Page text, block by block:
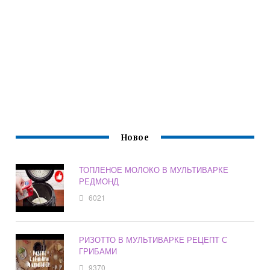
Новое
ТОПЛЕНОЕ МОЛОКО В МУЛЬТИВАРКЕ
РЕДМОНД
6021
РИЗОТТО В МУЛЬТИВАРКЕ РЕЦЕПТ С
ГРИБАМИ
9370